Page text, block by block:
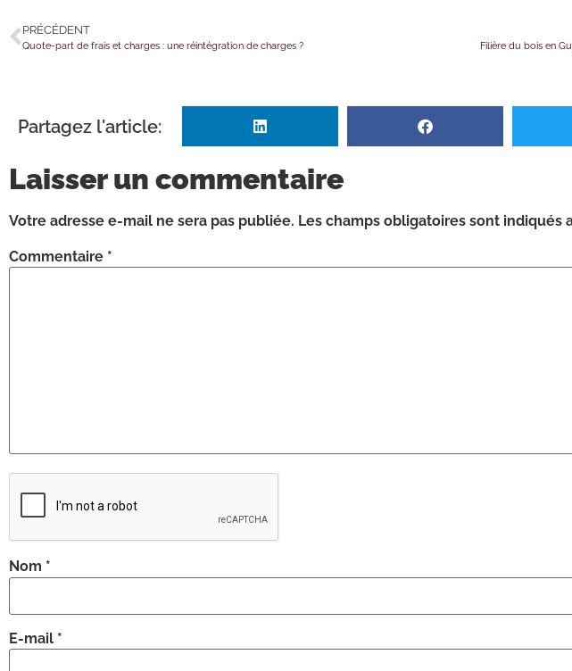
PRÉCÉDENT
Quote-part de frais et charges : une réintégration de charges ? Filière du bois en
Partagez l'article:
Laisser un commentaire
Votre adresse e-mail ne sera pas publiée. Les champs obligatoires sont indiqués
Commentaire *
Nom *
E-mail *